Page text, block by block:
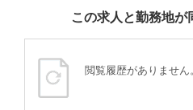
この求人と勤務地が
閲覧履歴がありません